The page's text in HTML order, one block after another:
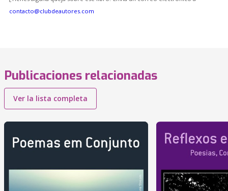
contacto@clubdeautores.com
Publicaciones relacionadas
Ver la lista completa